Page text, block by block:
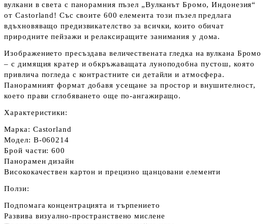
вулкани в света с панорамния пъзел „Вулканът Бромо, Индонезия“
от Castorland! Със своите 600 елемента този пъзел предлага
вдъхновяващо предизвикателство за всички, които обичат
природните пейзажи и релаксиращите занимания у дома.
Изображението пресъздава величествената гледка на вулкана Бромо
– с димящия кратер и обкръжаващата луноподобна пустош, която
привлича погледа с контрастните си детайли и атмосфера.
Панорамният формат добавя усещане за простор и внушителност,
което прави сглобяването още по‑ангажиращо.
Характеристики:
Марка: Castorland
Модел: B‑060214
Брой части:600
Панорамен дизайн
Висококачествен картон и прецизно щанцовани елементи
Ползи:
Подпомагаконцентрацията и търпението
Развива визуално‑пространствено мислене